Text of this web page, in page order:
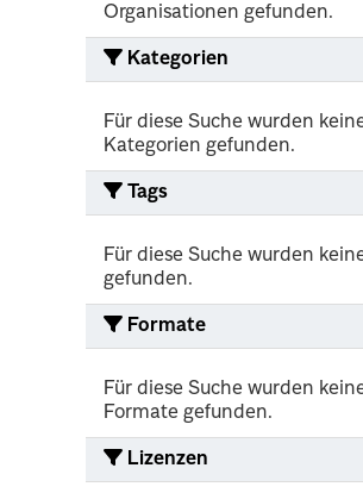
Organisationen gefunden.
Kategorien
Für diese Suche wurden
Kategorien gefunden.
Tags
Für diese Suche wurden
gefunden.
Formate
Für diese Suche wurden
Formate gefunden.
Lizenzen